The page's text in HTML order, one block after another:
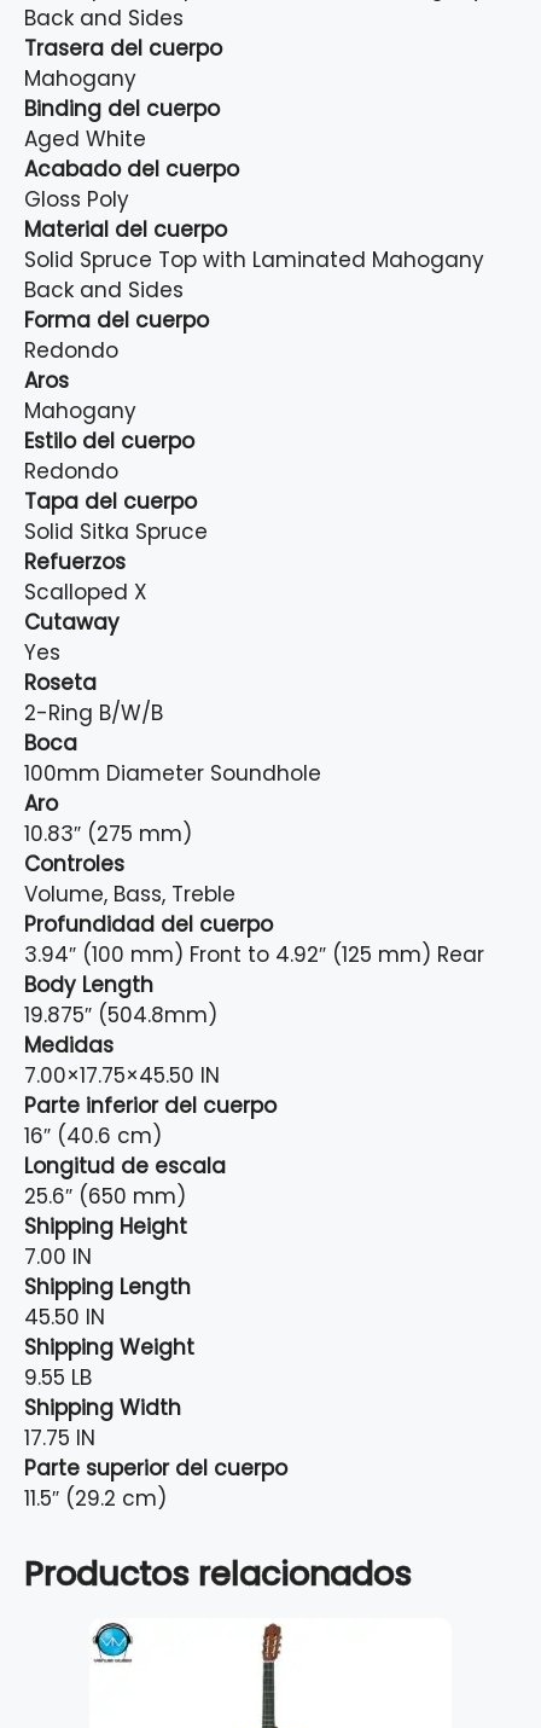
Back and Sides
Trasera del cuerpo
Mahogany
Binding del cuerpo
Aged White
Acabado del cuerpo
Gloss Poly
Material del cuerpo
Solid Spruce Top with Laminated Mahogany
Back and Sides
Forma del cuerpo
Redondo
Aros
Mahogany
Estilo del cuerpo
Redondo
Tapa del cuerpo
Solid Sitka Spruce
Refuerzos
Scalloped X
Cutaway
Yes
Roseta
2-Ring B/W/B
Boca
100mm Diameter Soundhole
Aro
10.83″ (275 mm)
Controles
Volume, Bass, Treble
Profundidad del cuerpo
3.94″ (100 mm) Front to 4.92″ (125 mm) Rear
Body Length
19.875″ (504.8mm)
Medidas
7.00×17.75×45.50 IN
Parte inferior del cuerpo
16″ (40.6 cm)
Longitud de escala
25.6″ (650 mm)
Shipping Height
7.00 IN
Shipping Length
45.50 IN
Shipping Weight
9.55 LB
Shipping Width
17.75 IN
Parte superior del cuerpo
11.5″ (29.2 cm)
Productos relacionados